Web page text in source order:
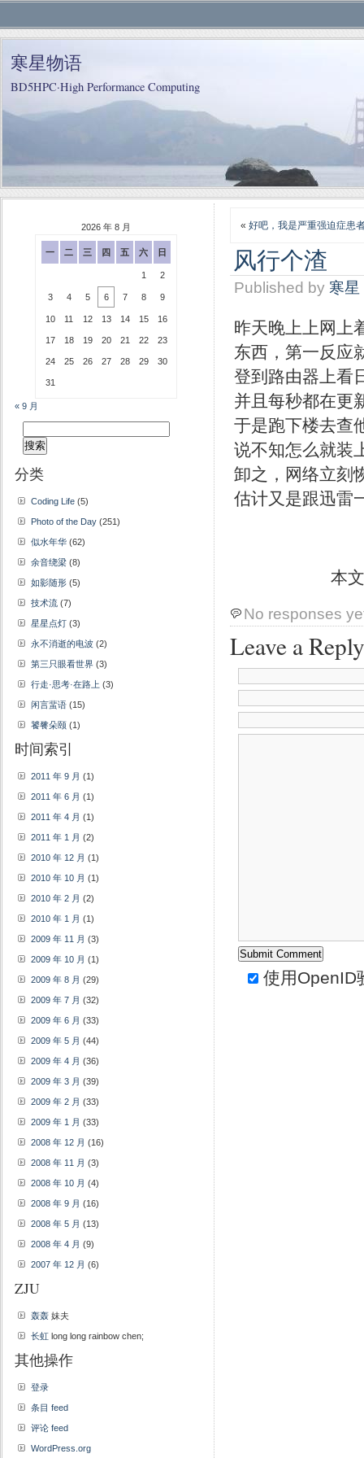
寒星物语
BD5HPC·High Performance Computing
« 好吧，我是严重强迫症患
风行个渣
Published by 寒星
昨天晚上上网上
东西，第一反应
登到路由器上看
并且每秒都在更
于是跑下楼去查
说不知怎么就装
卸之，网络立刻
估计又是跟迅雷
本
No responses
Leave a Reply
使用OpenID
2026 年 8 月
一 二 三 四 五 六 日
1 2
3 4 5 6 7 8 9
10 11 12 13 14 15 16
17 18 19 20 21 22 23
24 25 26 27 28 29 30
31
« 9 月
索：
分类
Coding Life (5)
Photo of the Day (251)
似水年华 (62)
余音绕梁 (8)
如影随形 (5)
技术流 (7)
星星点灯 (3)
永不消逝的电波 (2)
第三只眼看世界 (3)
行走·思考·在路上 (3)
闲言蜚语 (15)
饕餮朵颐 (1)
时间索引
2011 年 9 月 (1)
2011 年 6 月 (1)
2011 年 4 月 (1)
2011 年 1 月 (2)
2010 年 12 月 (1)
2010 年 10 月 (1)
2010 年 2 月 (2)
2010 年 1 月 (1)
2009 年 11 月 (3)
2009 年 10 月 (1)
2009 年 8 月 (29)
2009 年 7 月 (32)
2009 年 6 月 (33)
2009 年 5 月 (44)
2009 年 4 月 (36)
2009 年 3 月 (39)
2009 年 2 月 (33)
2009 年 1 月 (33)
2008 年 12 月 (16)
2008 年 11 月 (3)
2008 年 10 月 (4)
2008 年 9 月 (16)
2008 年 5 月 (13)
2008 年 4 月 (9)
2007 年 12 月 (6)
ZJU
轰轰 妹夫
长虹 long long rainbow chen;
其他操作
登录
条目 feed
评论 feed
WordPress.org